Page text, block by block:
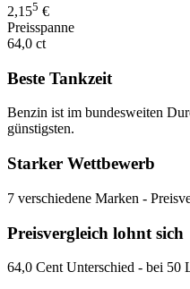
2,155 €
Preisspanne
64,0 ct
Beste Tankzeit
Benzin ist im bundesweiten
günstigsten.
Starker Wettbewerb
7 verschiedene Marken -
Preisvergleich lohnt sich
64,0 Cent Unterschied - bei 50